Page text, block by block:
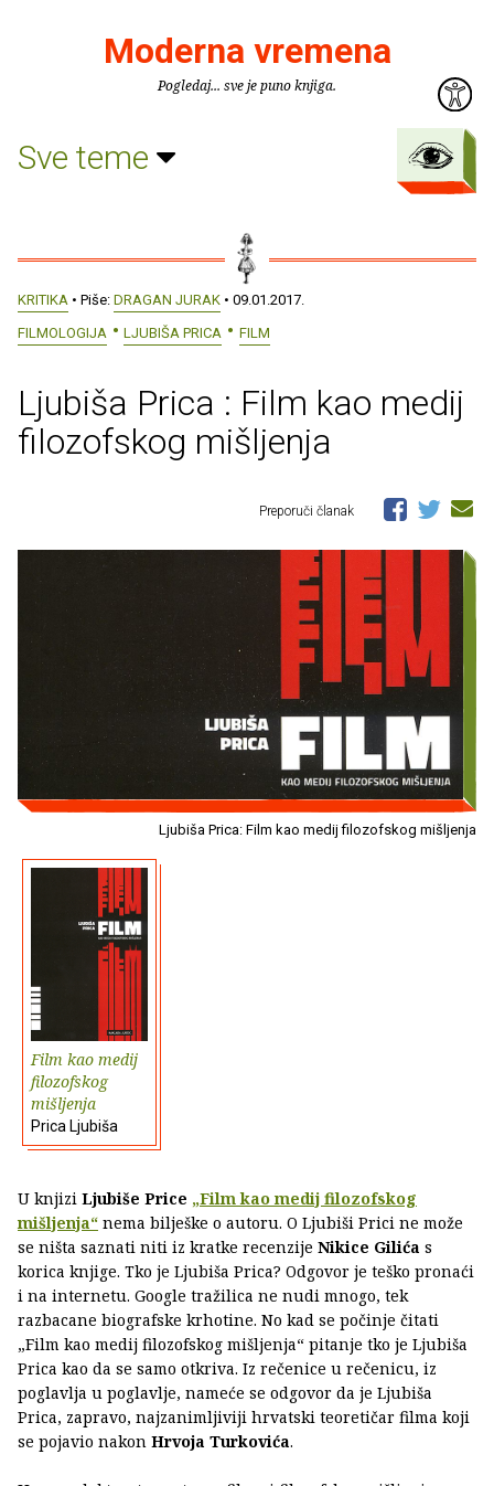
Moderna vremena
Pogledaj... sve je puno knjiga.
Sve teme
KRITIKA • Piše: DRAGAN JURAK • 09.01.2017.
FILMOLOGIJA
LJUBIŠA PRICA FILM
Ljubiša Prica : Film kao medij
filozofskog mišljenja
Preporuči članak
Ljubiša Prica: Film kao medij filozofskog mišljenja
Film kao medij
filozofskog
mišljenja
Prica Ljubiša
U knjizi Ljubiše Price „Film kao medij filozofskog
mišljenja“ nema bilješke o autoru. O Ljubiši Prici ne može
se ništa saznati niti iz kratke recenzije Nikice Gilića s
korica knjige. Tko je Ljubiša Prica? Odgovor je teško pronaći
i na internetu. Google tražilica ne nudi mnogo, tek
razbacane biografske krhotine. No kad se počinje čitati
„Film kao medij filozofskog mišljenja“ pitanje tko je Ljubiša
Prica kao da se samo otkriva. Iz rečenice u rečenicu, iz
poglavlja u poglavlje, nameće se odgovor da je Ljubiša
Prica, zapravo, najzanimljiviji hrvatski teoretičar filma koji
se pojavio nakon Hrvoja Turkovića.